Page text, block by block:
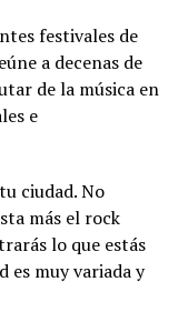
festivales de
a decenas de
de la música en
e
ciudad. No
más el rock
lo que estás
es muy variada y